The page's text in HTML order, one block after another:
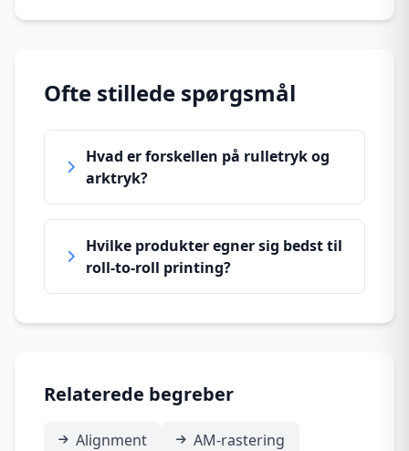
Ofte stillede spørgsmål
Hvad er forskellen på rulletryk og
arktryk?
Hvilke produkter egner sig bedst til
roll-to-roll printing?
Relaterede begreber
Alignment
AM-rastering